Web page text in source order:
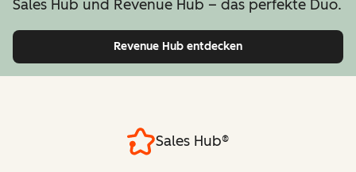
Sales Hub und Revenue Hub – das perfekte Duo.
Revenue Hub entdecken
Sales Hub®